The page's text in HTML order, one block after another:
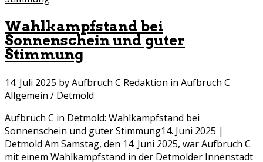
Wahlkampfstand bei
Sonnenschein und guter
Stimmung
14. Juli 2025 byAufbruch C Redaktion in Aufbruch C
Allgemein / Detmold
Aufbruch C in Detmold: Wahlkampfstand bei
Sonnenschein und guter Stimmung14.⁠ ⁠Juni 2025 |
Detmold Am Samstag, den 14. Juni 2025, war Aufbruch C
mit einem Wahlkampfstand in der Detmolder Innenstadt